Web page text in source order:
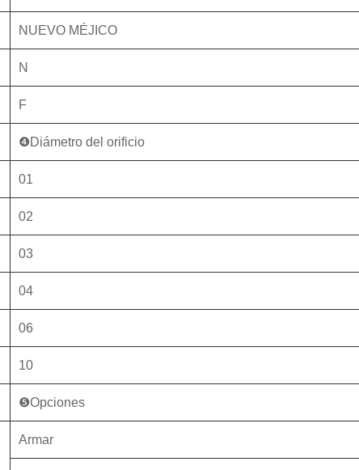
NUEVO MÉJICO
N
F
❹Diámetro del orificio
01
02
03
04
06
10
❺Opciones
Armar